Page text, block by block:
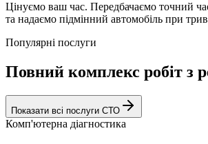
Цінуємо ваш час. Передбачаємо точний
та надаємо підмінний автомобіль при
Популярні послуги
Повний комплекс робіт з
Показати всі послуги СТО
Комп'ютерна діагностика